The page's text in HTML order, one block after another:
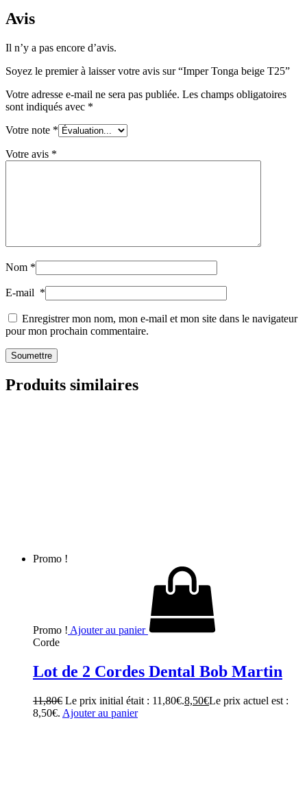
Avis
Il n’y a pas encore d’avis.
Soyez le premier à laisser votre avis sur “Imper Tonga beige T25”
Votre adresse e-mail ne sera pas publiée. Les champs obligatoires
sont indiqués avec *
Votre note *
Votre avis *
Nom *
E-mail *
Enregistrer mon nom, mon e-mail et mon site dans le navigateur
pour mon prochain commentaire.
Produits similaires
Promo !
Promo ! Ajouter au panier
Corde
Lot de 2 Cordes Dental Bob Martin
11,80€ Le prix initial était : 11,80€.8,50€Le prix actuel est :
8,50€. Ajouter au panier